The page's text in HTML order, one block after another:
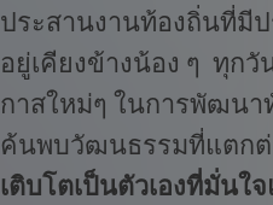
ประสานงานท้องถิ่นที่มี
อยู่เคียงข้างน้อง ๆ ทุกวั
กาสใหม่ๆ ในการพัฒนา
ค้นพบวัฒนธรรมที่แตกต่
เติบโตเป็นตัวเองที่มั่นใ